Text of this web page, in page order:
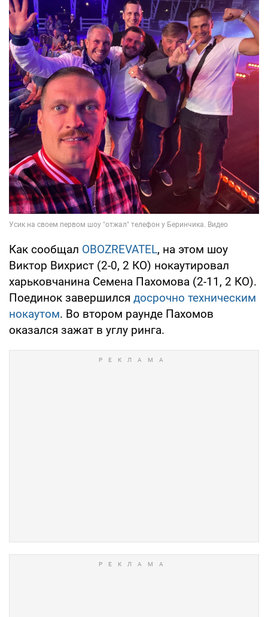
Как сообщал OBOZREVATEL, на этом шоу
Виктор Вихрист (2-0, 2 КО) нокаутировал
харьковчанина Семена Пахомова (2-11, 2 КО).
Поединок завершился досрочно техническим
нокаутом. Во втором раунде Пахомов
оказался зажат в углу ринга.